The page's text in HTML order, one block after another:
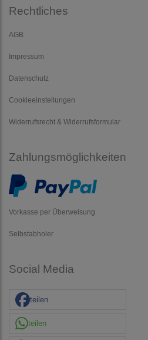
Rechtliches
AGB
Impressum
Datenschutz
Cookieeinstellungen
Widerrufsrecht & Widerrufsformular
Zahlungsmöglichkeiten
Vorkasse per Überweisung
Selbstabholer
Social Media
teilen
teilen